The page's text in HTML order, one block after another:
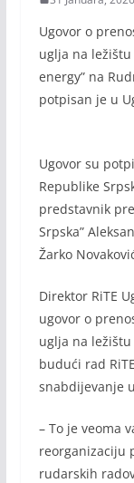
Ugovor o
uglja na ležištu
energy” na
potpisan je u
Ugovor su
Republike
predstavnik
Srpska”
Žarko
Direktor RiTE
ugovor o
uglja na ležištu
budući rad
snabdijevanje
– To je veoma
reorganizaciju
rudarskih